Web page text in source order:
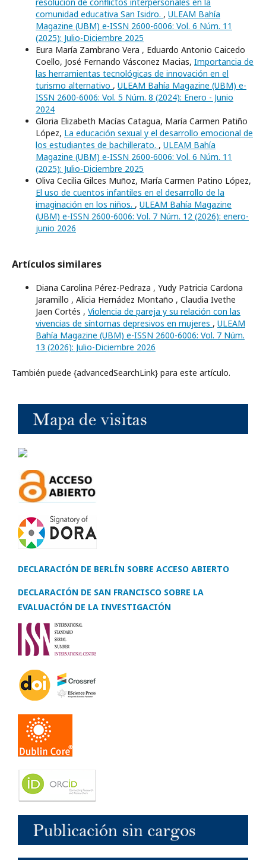
resolución de conflictos interpersonales en la
comunidad educativa San Isidro. , ULEAM Bahía
Magazine (UBM) e-ISSN 2600-6006: Vol. 6 Núm. 11
(2025): Julio-Diciembre 2025
Eura María Zambrano Vera , Eduardo Antonio Caicedo
Coello, José Fernando Vásconez Macias, Importancia de
las herramientas tecnológicas de innovación en el
turismo alternativo , ULEAM Bahía Magazine (UBM) e-
ISSN 2600-6006: Vol. 5 Núm. 8 (2024): Enero - Junio
2024
Gloria Elizabeth Macías Catagua, María Carmen Patiño
López, La educación sexual y el desarrollo emocional de
los estudiantes de bachillerato. , ULEAM Bahía
Magazine (UBM) e-ISSN 2600-6006: Vol. 6 Núm. 11
(2025): Julio-Diciembre 2025
Oliva Cecilia Gilces Muñoz, María Carmen Patino López,
El uso de cuentos infantiles en el desarrollo de la
imaginación en los niños. , ULEAM Bahía Magazine
(UBM) e-ISSN 2600-6006: Vol. 7 Núm. 12 (2026): enero-
junio 2026
Artículos similares
Diana Carolina Pérez-Pedraza , Yudy Patricia Cardona
Jaramillo , Alicia Hernádez Montaño , Claudia Ivethe
Jaen Cortés , Violencia de pareja y su relación con las
vivencias de síntomas depresivos en mujeres , ULEAM
Bahía Magazine (UBM) e-ISSN 2600-6006: Vol. 7 Núm.
13 (2026): Julio-Diciembre 2026
También puede {advancedSearchLink} para este artículo.
DECLARACIÓN DE BERLÍN SOBRE ACCESO ABIERTO
DECLARACIÓN DE SAN FRANCISCO SOBRE LA
EVALUACIÓN DE LA INVESTIGACIÓN